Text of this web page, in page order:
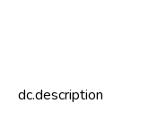
dc.description